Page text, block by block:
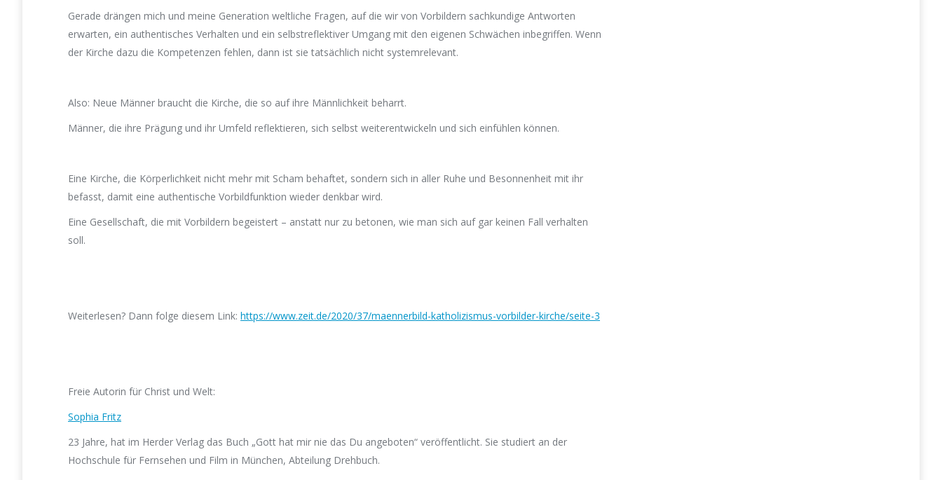
Gerade drängen mich und meine Generation weltliche Fragen, auf die wir von Vorbildern sachkundige Antworten
erwarten, ein authentisches Verhalten und ein selbstreflektiver Umgang mit den eigenen Schwächen inbegriffen. Wenn
der Kirche dazu die Kompetenzen fehlen, dann ist sie tatsächlich nicht systemrelevant.
Also: Neue Männer braucht die Kirche, die so auf ihre Männlichkeit beharrt.
Männer, die ihre Prägung und ihr Umfeld reflektieren, sich selbst weiterentwickeln und sich einfühlen können.
Eine Kirche, die Körperlichkeit nicht mehr mit Scham behaftet, sondern sich in aller Ruhe und Besonnenheit mit ihr
befasst, damit eine authentische Vorbildfunktion wieder denkbar wird.
Eine Gesellschaft, die mit Vorbildern begeistert – anstatt nur zu betonen, wie man sich auf gar keinen Fall verhalten
soll.
Weiterlesen? Dann folge diesem Link: https://www.zeit.de/2020/37/maennerbild-katholizismus-vorbilder-kirche/seite-3
Freie Autorin für Christ und Welt:
Sophia Fritz
23 Jahre, hat im Herder Verlag das Buch „Gott hat mir nie das Du angeboten“ veröffentlicht. Sie studiert an der
Hochschule für Fernsehen und Film in München, Abteilung Drehbuch.